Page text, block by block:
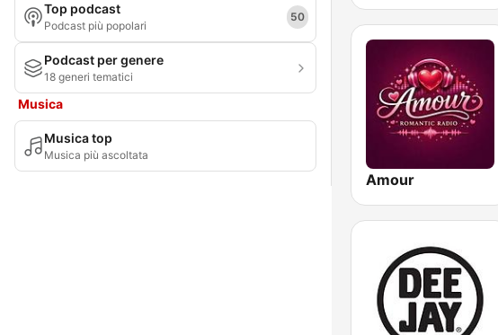
Top podcast
Podcast più popolari
50
Podcast per genere
18 generi tematici
Musica
Musica top
Musica più ascoltata
Amour